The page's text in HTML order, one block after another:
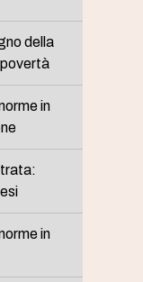
della
in
in